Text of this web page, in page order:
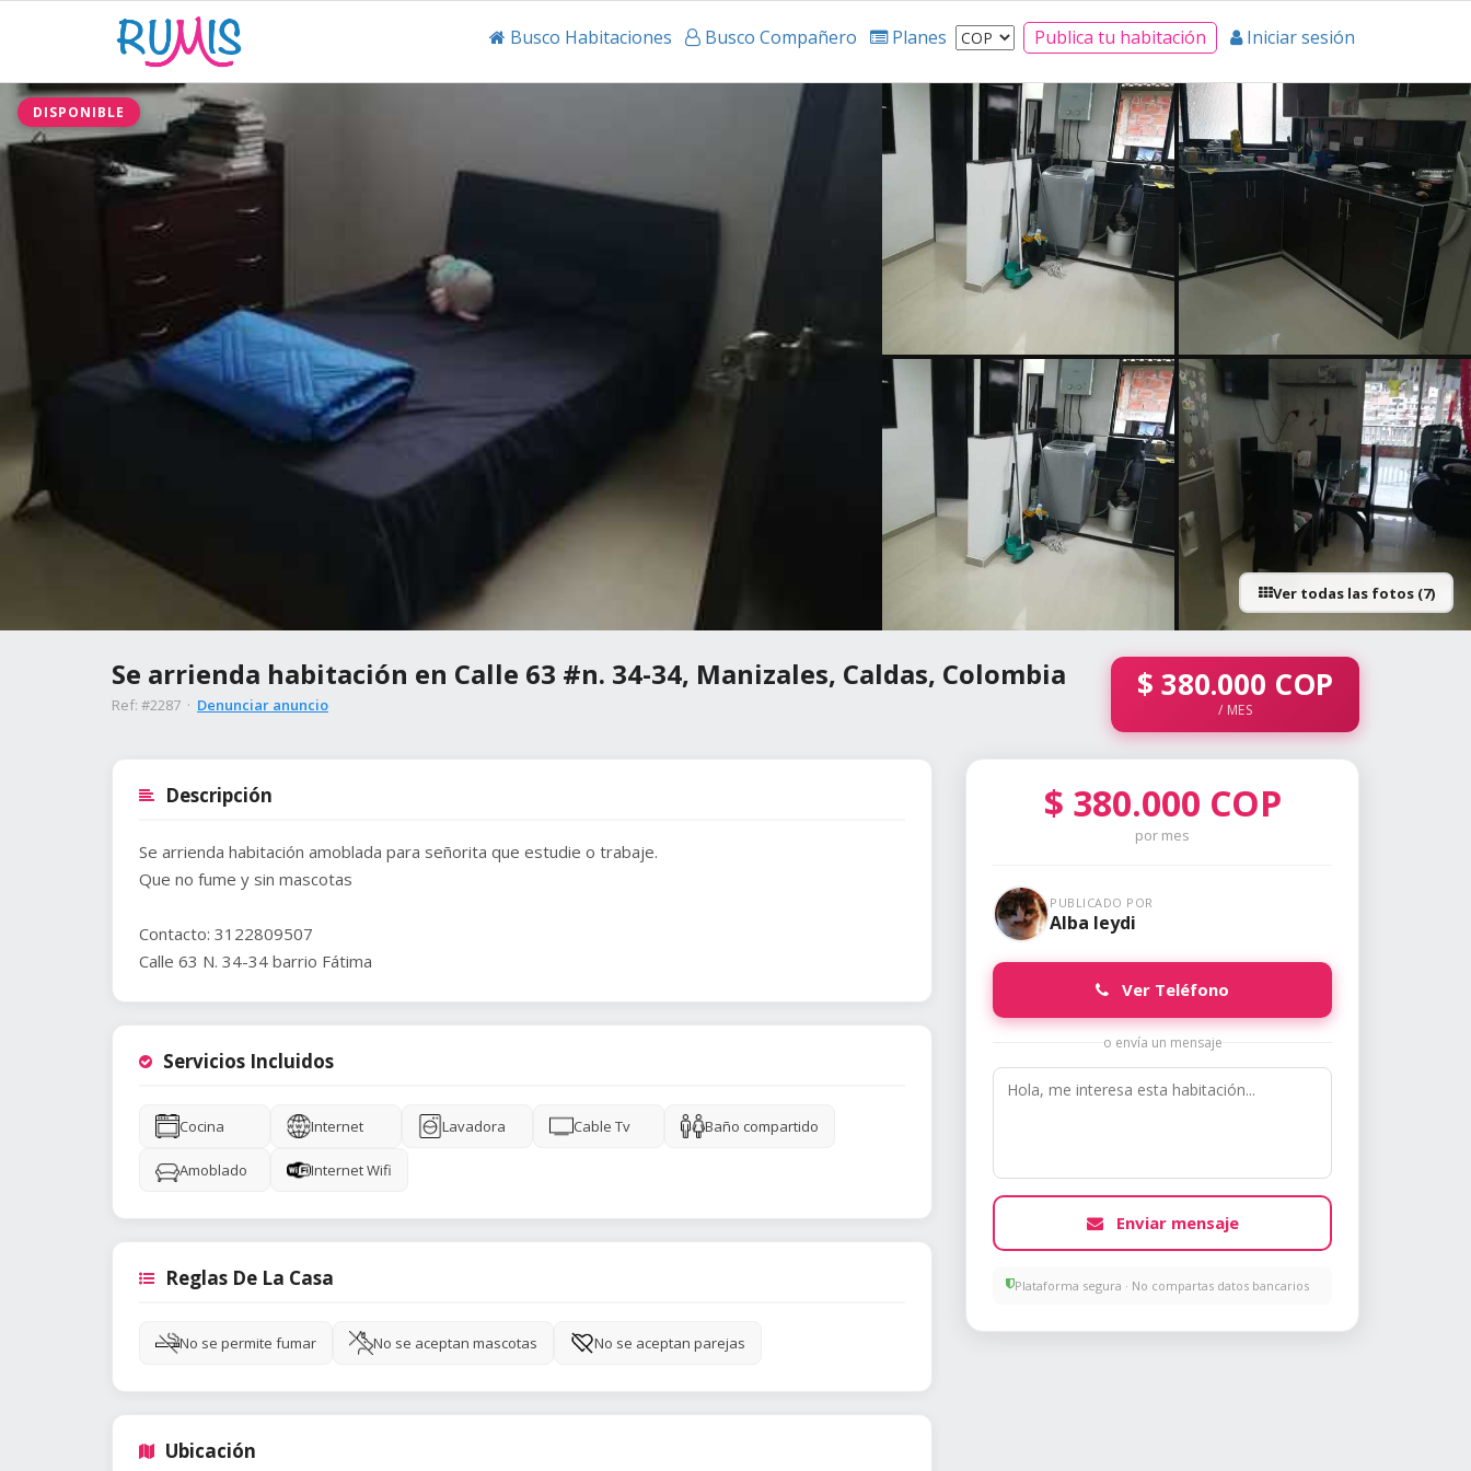
Busco Habitaciones Busco Compañero Planes Publica tu habitación Iniciar sesión
DISPONIBLE
Ver todas las fotos (7)
Se arrienda habitación en Calle 63 #n. 34-34, Manizales, Caldas, Colombia
Ref: #2287 · Denunciar anuncio
$ 380.000 COP
/ MES
Descripción
Se arrienda habitación amoblada para señorita que estudie o trabaje.
Que no fume y sin mascotas
Contacto: 3122809507
Calle 63 N. 34-34 barrio Fátima
Servicios Incluidos
Cocina Internet Lavadora Cable Tv Baño compartido
Amoblado Internet Wifi
Reglas De La Casa
No se permite fumar No se aceptan mascotas No se aceptan parejas
Ubicación
$ 380.000 COP
por mes
PUBLICADO POR
Alba leydi
Ver Teléfono
o envía un mensaje
Enviar mensaje
Plataforma segura · No compartas datos bancarios